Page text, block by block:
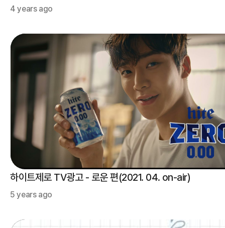
4 years ago
하이트제로 TV광고 - 로운 편(2021. 04. on-air)
5 years ago